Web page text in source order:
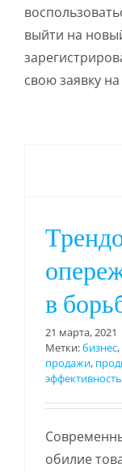
выйти на
свою заявку
в
21 марта, 2021
Метки:бизнес,
продажи,
эффективность
обилие